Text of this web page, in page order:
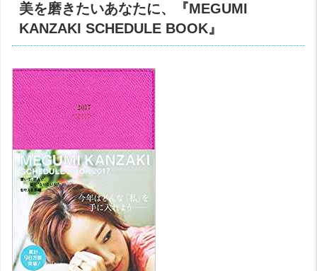
美を磨きたいあなたに、『MEGUMI
KANZAKI SCHEDULE BOOK』